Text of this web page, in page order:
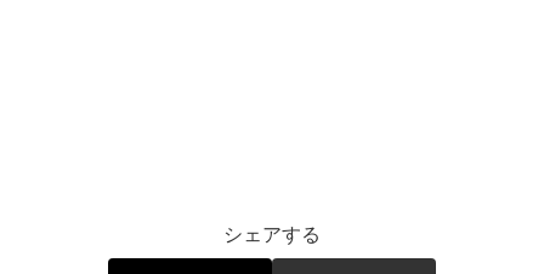
シェアする